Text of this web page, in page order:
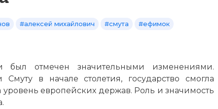
#алексей михайлович #смута
#ефимок
отмечен значительными изменениями.
в начале столетия, государство смогла
уровень европейских держав. Роль и значимость